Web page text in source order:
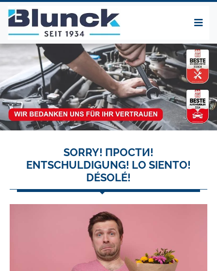
SORRY! ПРОСТИ!
ENTSCHULDIGUNG! LO SIENTO!
DÉSOLÉ!